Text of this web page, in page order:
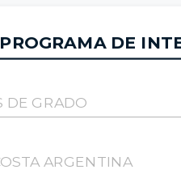
PROGRAMA DE